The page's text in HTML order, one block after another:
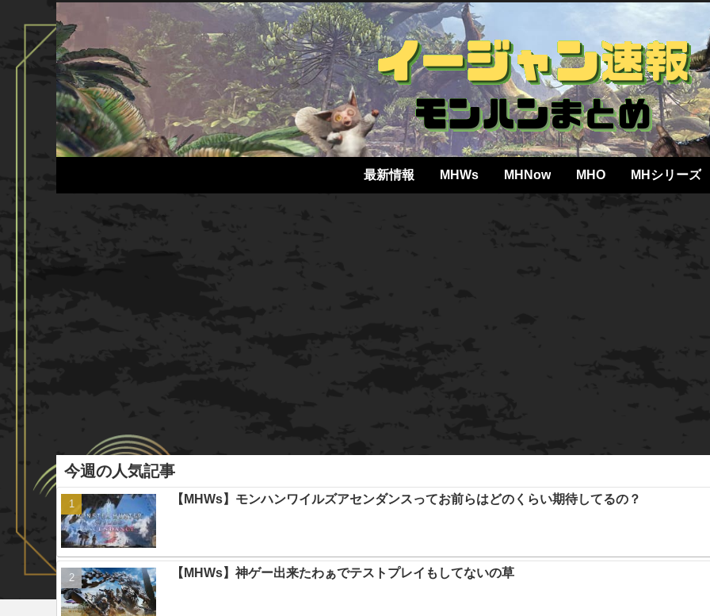
最新情報 MHWs MHNow MHO MHシリーズ
今週の人気記事
【MHWs】モンハンワイルズアセンダンスってお前らはどのくらい期待してるの？
【MHWs】神ゲー出来たわぁでテストプレイもしてないの草